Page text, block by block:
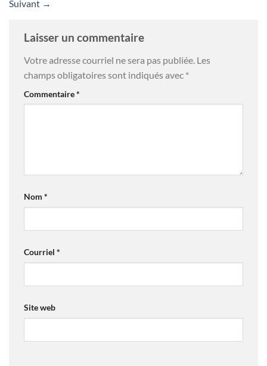
Suivant →
Laisser un commentaire
Votre adresse courriel ne sera pas publiée. Les
champs obligatoires sont indiqués avec *
Commentaire*
Nom *
Courriel *
Site web